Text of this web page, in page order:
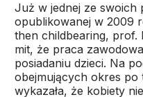
Już w jednej ze swoich
opublikowanej w 2009
then childbearing, prof.
mit, że praca
posiadaniu dzieci. Na
obejmujących okres
wykazała, że kobiety